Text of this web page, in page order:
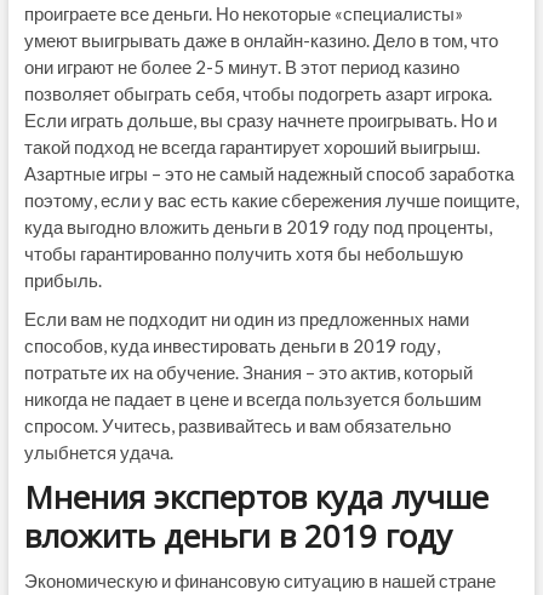
проиграете все деньги. Но некоторые «специалисты»
умеют выигрывать даже в онлайн-казино. Дело в том, что
они играют не более 2-5 минут. В этот период казино
позволяет обыграть себя, чтобы подогреть азарт игрока.
Если играть дольше, вы сразу начнете проигрывать. Но и
такой подход не всегда гарантирует хороший выигрыш.
Азартные игры – это не самый надежный способ заработка
поэтому, если у вас есть какие сбережения лучше поищите,
куда выгодно вложить деньги в 2019 году под проценты,
чтобы гарантированно получить хотя бы небольшую
прибыль.
Если вам не подходит ни один из предложенных нами
способов, куда инвестировать деньги в 2019 году,
потратьте их на обучение. Знания – это актив, который
никогда не падает в цене и всегда пользуется большим
спросом. Учитесь, развивайтесь и вам обязательно
улыбнется удача.
Мнения экспертов куда лучше
вложить деньги в 2019 году
Экономическую и финансовую ситуацию в нашей стране